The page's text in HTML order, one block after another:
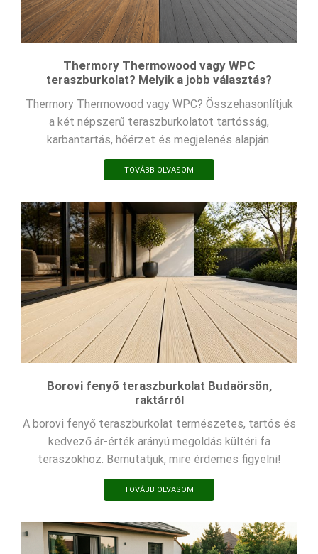
Thermory Thermowood vagy WPC
teraszburkolat? Melyik a jobb választás?
Thermory Thermowood vagy WPC? Összehasonlítjuk
a két népszerű teraszburkolatot tartósság,
karbantartás, hőérzet és megjelenés alapján.
TOVÁBB OLVASOM
Borovi fenyő teraszburkolat Budaörsön,
raktárról
A borovi fenyő teraszburkolat természetes, tartós és
kedvező ár-érték arányú megoldás kültéri fa
teraszokhoz. Bemutatjuk, mire érdemes figyelni!
TOVÁBB OLVASOM